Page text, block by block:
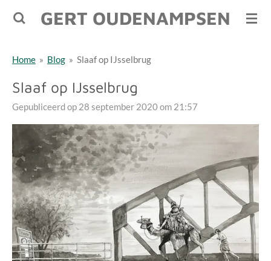
Ga
de
GERT OUDENAMPSEN
Home » Blog » Slaaf op IJsselbrug
Slaaf op IJsselbrug
Gepubliceerd op 28 september 2020 om 21:57